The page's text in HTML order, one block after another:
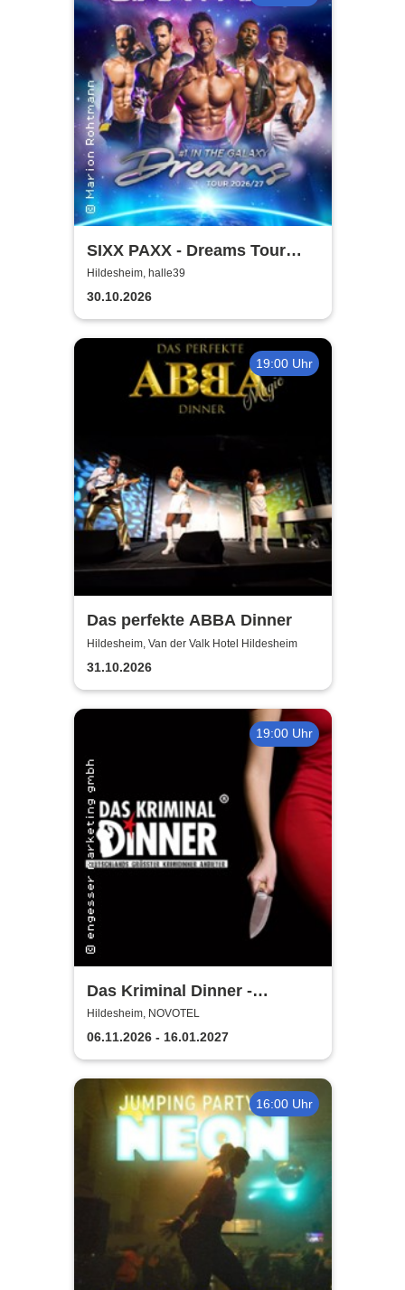
SIXX PAXX - Dreams Tour
2026/27
Hildesheim, halle39
30.10.2026
19:00 Uhr
Das perfekte ABBA Dinner
Hildesheim, Van der Valk Hotel Hildesheim
31.10.2026
19:00 Uhr
Das Kriminal Dinner -
Testament à la Carte
Hildesheim, NOVOTEL
06.11.2026 - 16.01.2027
16:00 Uhr